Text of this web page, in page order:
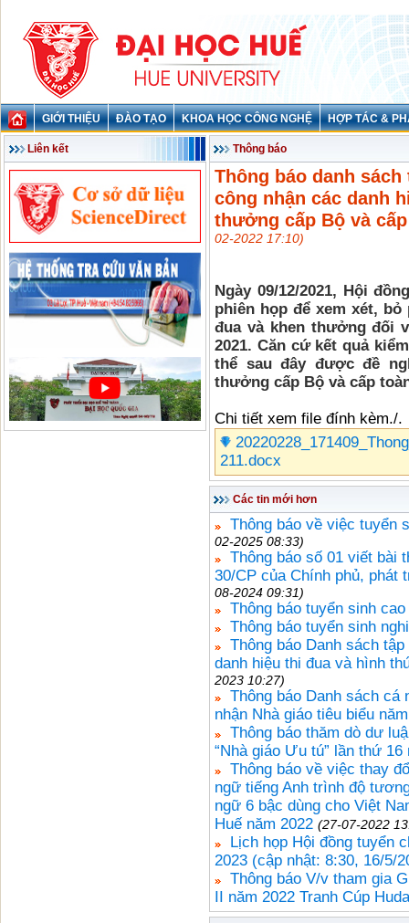
GIỚI THIỆU ĐÀO TẠO KHOA HỌC CÔNG NGHỆ HỢP TÁC &
Liên kết Thông báo
Thông báo danh
công nhận các danh
thưởng cấp Bộ và
02-2022 17:10)
Ngày 09/12/2021, Hội
phiên họp để xem xét,
đua và khen thưởng đối
2021. Căn cứ kết quả
thể sau đây được đề
thưởng cấp Bộ và cấp
Chi tiết xem file đính kèm./.
211.docx
Các tin mới hơn
Thông báo về việc tuyển
02-2025 08:33)
Thông báo số 01 viết bài
30/CP của Chính phủ, phát
08-2024 09:31)
Thông báo tuyển sinh
Thông báo tuyển sinh
Thông báo Danh sách
danh hiệu thi đua và hình
2023 10:27)
Thông báo Danh sách cá
nhận Nhà giáo tiêu biểu
Thông báo thăm dò dư
“Nhà giáo Ưu tú” lần thứ 16
Thông báo về việc thay
ngữ tiếng Anh trình độ
ngữ 6 bậc dùng cho Việt
Huế năm 2022 (27-07-2022
Lịch họp Hội đồng tuyển
2023 (cập nhật: 8:30, 16/5/
Thông báo V/v tham gia
II năm 2022 Tranh Cúp